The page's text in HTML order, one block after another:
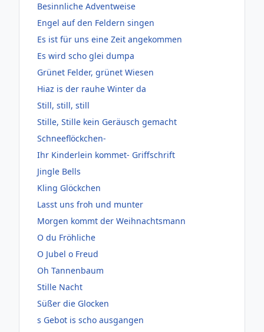
Besinnliche Adventweise
Engel auf den Feldern singen
Es ist für uns eine Zeit angekommen
Es wird scho glei dumpa
Grünet Felder, grünet Wiesen
Hiaz is der rauhe Winter da
Still, still, still
Stille, Stille kein Geräusch gemacht
Schneeflöckchen-
Ihr Kinderlein kommet- Griffschrift
Jingle Bells
Kling Glöckchen
Lasst uns froh und munter
Morgen kommt der Weihnachtsmann
O du Fröhliche
O Jubel o Freud
Oh Tannenbaum
Stille Nacht
Süßer die Glocken
s Gebot is scho ausgangen